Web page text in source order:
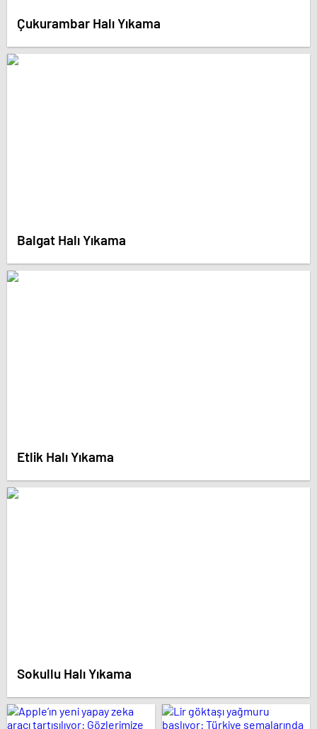
Çukurambar Halı Yıkama
Balgat Halı Yıkama
Etlik Halı Yıkama
Sokullu Halı Yıkama